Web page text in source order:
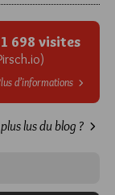
1 698 visites
d’informations
lus du blog ?